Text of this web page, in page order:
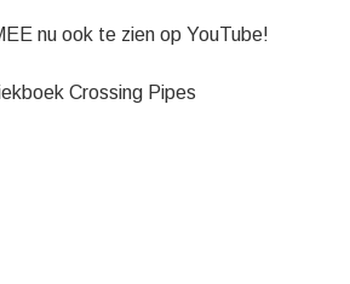
nu ook te zien op YouTube!
Crossing Pipes